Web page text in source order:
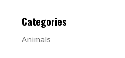
Categories
Animals